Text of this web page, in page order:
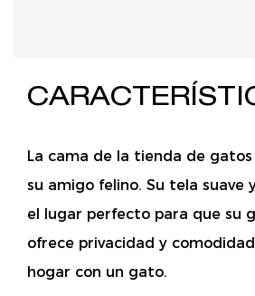
La cama de la tienda de
su amigo felino. Su tela
el lugar perfecto para que su
ofrece privacidad y
hogar con un gato.